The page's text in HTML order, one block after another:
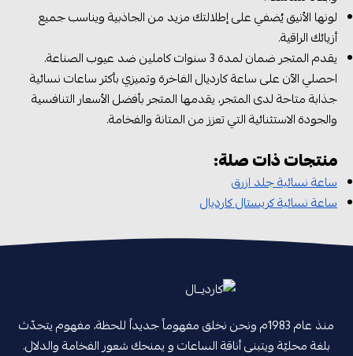
لونها الأنيق يُضفي على إطلالتك مزيد من الجاذبية ويناسب جميع
أزيائك الراقية.
يقدم المتجر ضمان لمدة 3 سنوات كاملين ضد عيوب الصناعة.
احصلي الآن على ساعة كارديال الفاخرة وتميزي بأكثر ساعات نسائية
جذابة متاحة لدى المتجر، يقدمها المتجر بأفضل الأسعار التنافسية
والجودة الاستثنائية التي تعزز من المتانة والفخامة.
منتجات ذات صلة:
ساعة نسائية جلد ازرق
ساعة نسائية كريستال كارديال
منذ عام 1983م ونحن نخلق مفهوماً جديداً للحظة، مفهوم يتحدّث
بلغة محليّة ويتبنى أناقة الساعات و يمنحك شعور الفخامة والدلال.